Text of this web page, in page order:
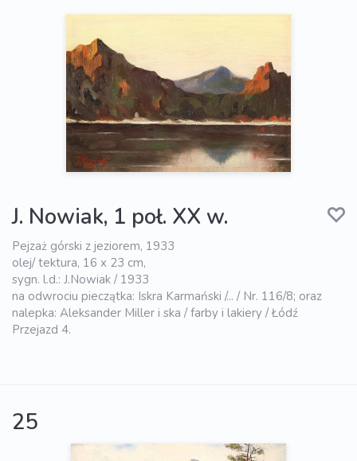
J. Nowiak, 1 poł. XX w.
Pejzaż górski z jeziorem, 1933
olej/ tektura, 16 x 23 cm,
sygn. l.d.: J.Nowiak / 1933
na odwrociu pieczątka: Iskra Karmański /... / Nr. 116/8; oraz
nalepka: Aleksander Miller i ska / farby i lakiery / Łódź
Przejazd 4.
25